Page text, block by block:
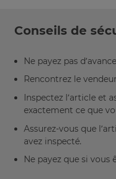
Conseils de
Ne payez pas
Rencontrez le
Inspectez l’article et
exactement ce que
Assurez-vous que
avez inspecté.
Ne payez que si vous